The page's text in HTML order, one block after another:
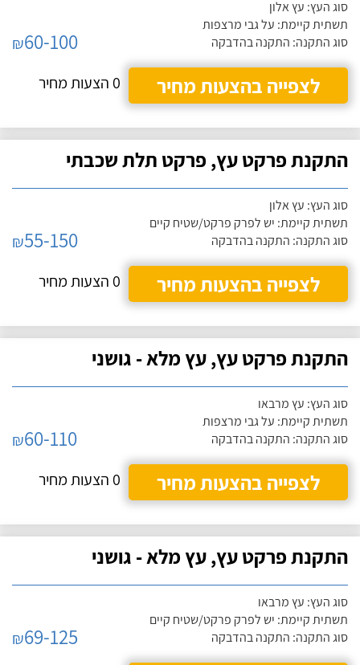
סוג העץ: עץ אלון
תשתית קיימת: על גבי מרצפות
סוג התקנה: התקנה בהדבקה
₪60-100
לצפייה בהצעות מחיר
0 הצעות מחיר
התקנת פרקט עץ, פרקט תלת שכבתי
סוג העץ: עץ אלון
תשתית קיימת: יש לפרק פרקט/שטיח קיים
סוג התקנה: התקנה בהדבקה
₪55-150
לצפייה בהצעות מחיר
0 הצעות מחיר
התקנת פרקט עץ, עץ מלא - גושני
סוג העץ: עץ מרבאו
תשתית קיימת: על גבי מרצפות
סוג התקנה: התקנה בהדבקה
₪60-110
לצפייה בהצעות מחיר
0 הצעות מחיר
התקנת פרקט עץ, עץ מלא - גושני
סוג העץ: עץ מרבאו
תשתית קיימת: יש לפרק פרקט/שטיח קיים
סוג התקנה: התקנה בהדבקה
₪69-125